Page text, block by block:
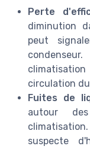
Perte
diminution
peut
circulation
Fuites de
autour
suspecte